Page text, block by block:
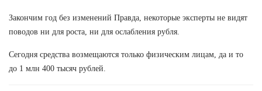
Закончим год без изменений Правда, некоторые эксперты не видят
поводов ни для роста, ни для ослабления рубля.
Сегодня средства возмещаются только физическим лицам, да и то
до 1 млн 400 тысяч рублей.